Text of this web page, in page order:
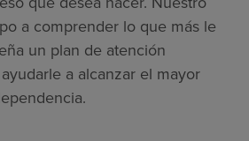
a comprender lo que más le
un plan de atención
a alcanzar el mayor